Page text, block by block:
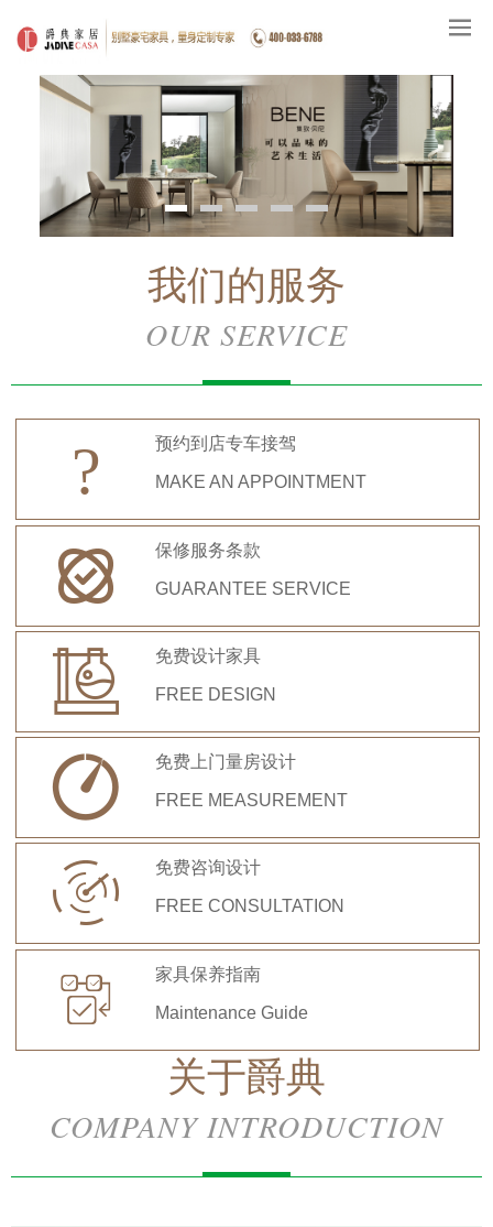
我们的服务
OUR SERVICE
? 预约到店专车接驾
MAKE AN APPOINTMENT
 保修服务条款
GUARANTEE SERVICE
 免费设计家具
FREE DESIGN
 免费上门量房设计
FREE MEASUREMENT
 免费咨询设计
FREE CONSULTATION
 家具保养指南
Maintenance Guide
关于爵典
COMPANY INTRODUCTION